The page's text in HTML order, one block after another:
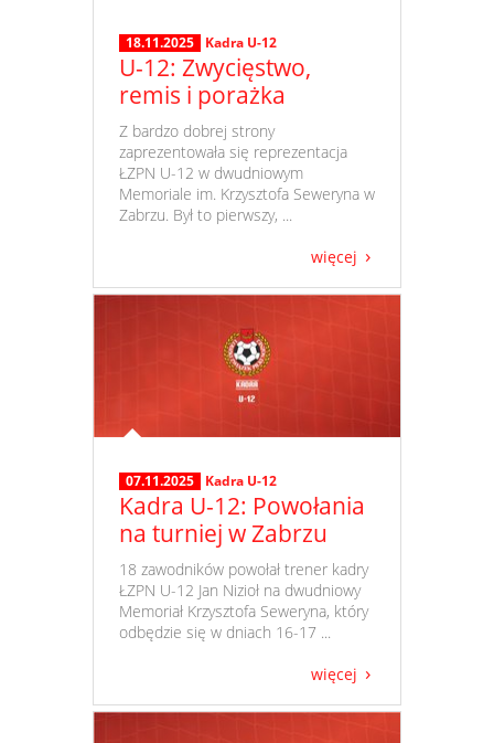
18.11.2025 Kadra U-12
U-12: Zwycięstwo,
remis i porażka
​ Z bardzo dobrej strony
zaprezentowała się reprezentacja
ŁZPN U-12 w dwudniowym
Memoriale im. Krzysztofa Seweryna w
Zabrzu. Był to pierwszy, ...
więcej
07.11.2025 Kadra U-12
Kadra U-12: Powołania
na turniej w Zabrzu
​ 18 zawodników powołał trener kadry
ŁZPN U-12 Jan Nizioł na dwudniowy
Memoriał Krzysztofa Seweryna, który
odbędzie się w dniach 16-17 ...
więcej